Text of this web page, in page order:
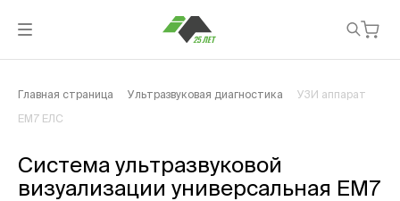
Главная страница Ультразвуковая диагностика УЗИ аппарат
EM7 ЕЛС
Система ультразвуковой
визуализации универсальная EM7